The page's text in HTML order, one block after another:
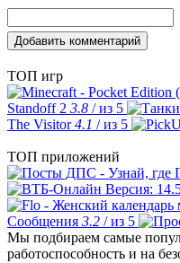
ТОП игр
Standoff 2 3.8 / из 5
The Visitor4.1 / из 5
ТОП приложений
Сообщения 3.2 / из 5
Мы подбираем самые
работоспособность и на